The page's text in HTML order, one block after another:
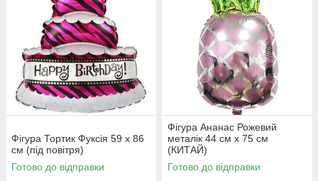
Фігура Тортик Фуксія 59 х 86
см (під повітря)
Готово до відправки
Фігура Ананас Рожевий
металік 44 см х 75 см
(КИТАЙ)
Готово до відправки